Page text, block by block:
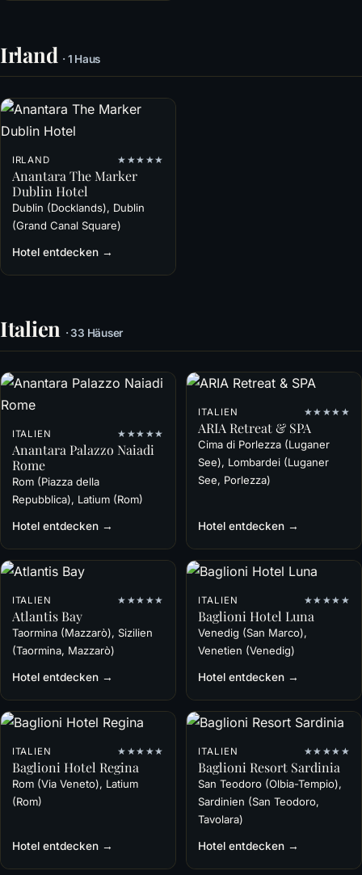
Irland · 1 Haus
IRLAND ★★★★★
Anantara The Marker
Dublin Hotel
Dublin (Docklands), Dublin
(Grand Canal Square)
Hotel entdecken →
Italien · 33 Häuser
ITALIEN ★★★★★
Anantara Palazzo Naiadi
Rome
Rom (Piazza della
Repubblica), Latium (Rom)
Hotel entdecken →
ITALIEN ★★★★★
ARIA Retreat & SPA
Cima di Porlezza (Luganer
See), Lombardei (Luganer
See, Porlezza)
Hotel entdecken →
ITALIEN ★★★★★
Atlantis Bay
Taormina (Mazzarò), Sizilien
(Taormina, Mazzarò)
Hotel entdecken →
ITALIEN ★★★★★
Baglioni Hotel Luna
Venedig (San Marco),
Venetien (Venedig)
Hotel entdecken →
ITALIEN ★★★★★
Baglioni Hotel Regina
Rom (Via Veneto), Latium
(Rom)
Hotel entdecken →
ITALIEN ★★★★★
Baglioni Resort Sardinia
San Teodoro (Olbia-Tempio),
Sardinien (San Teodoro,
Tavolara)
Hotel entdecken →